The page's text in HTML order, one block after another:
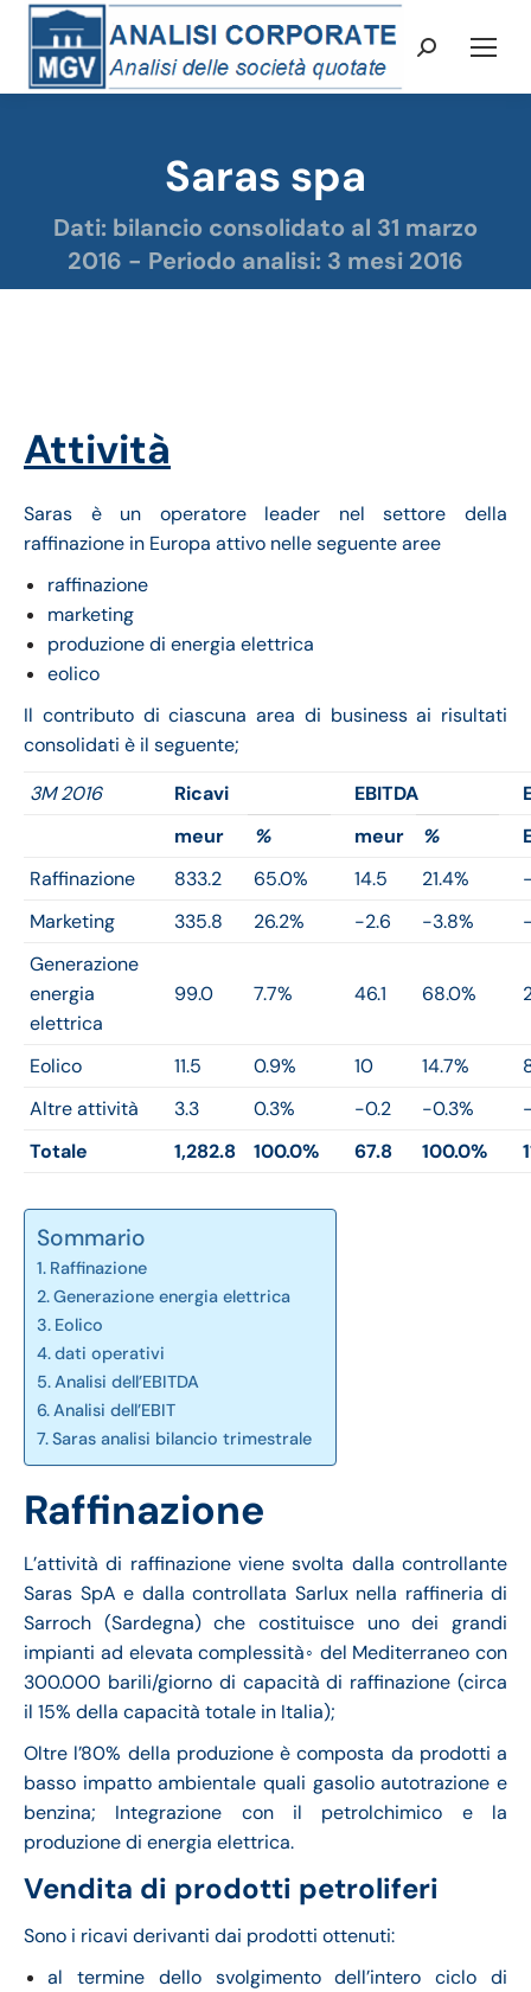
Cerca:
Saras spa
Dati: bilancio consolidato al 31 marzo
2016 - Periodo analisi: 3 mesi 2016
Tu sei qui:
Attività
Saras è un operatore leader nel settore della
raffinazione in Europa attivo nelle seguente aree
raffinazione
marketing
produzione di energia elettrica
eolico
Il contributo di ciascuna area di business ai risultati
consolidati è il seguente;
3M 2016
Ricavi EBITDA
meur
% meur %
Raffinazione
833.2 65.0% 14.5 21.4%
Marketing
335.8 26.2% -2.6 -3.8%
Generazione
energia
elettrica
99.0 7.7% 46.1 68.0%
Eolico 11.5 0.9% 10 14.7%
Altre attività
3.3 0.3% -0.2 -0.3%
Totale
1,282.8 100.0% 67.8 100.0%
Sommario
Raffinazione
Generazione energia elettrica
Eolico
dati operativi
Analisi dell’EBITDA
Analisi dell’EBIT
Saras analisi bilancio trimestrale
Raffinazione
L’attività di raffinazione viene svolta dalla controllante
Saras SpA e dalla controllata Sarlux nella raffineria di
Sarroch (Sardegna) che costituisce uno dei grandi
impianti ad elevata complessità◦ del Mediterraneo con
300.000 barili/giorno di capacità di raffinazione (circa
il 15% della capacità totale in Italia);
Oltre l’80% della produzione è composta da prodotti a
basso impatto ambientale quali gasolio autotrazione e
benzina; Integrazione con il petrolchimico e la
produzione di energia elettrica.
Vendita di prodotti petroliferi
Sono i ricavi derivanti dai prodotti ottenuti:
al termine dello svolgimento dell’intero ciclo di